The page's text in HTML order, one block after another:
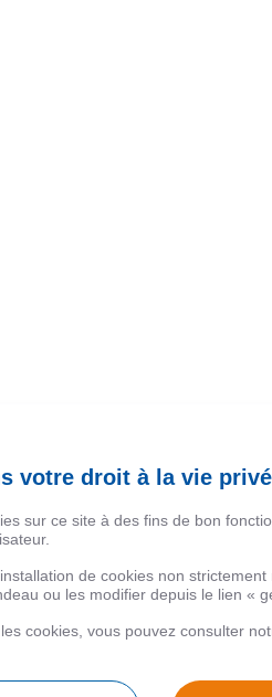
votre droit à la vie
sur ce site à des fins de bon
de cookies non
ou les modifier depuis le lien «
cookies, vous pouvez consulter